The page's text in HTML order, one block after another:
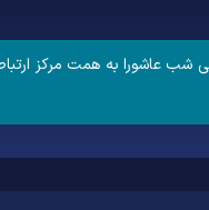
شب عاشورا به همت مرکز